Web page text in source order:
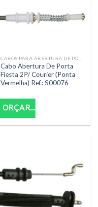
Cabo Abertura De Porta
Fiesta 2P/ Courier (Ponta
Vermelha) Ref.: S00076
ORÇAR...